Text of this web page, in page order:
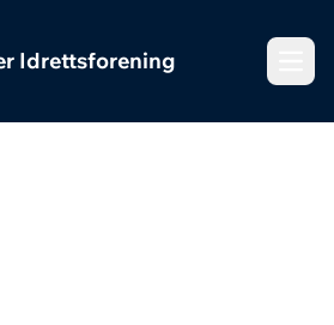
Idrettsforening